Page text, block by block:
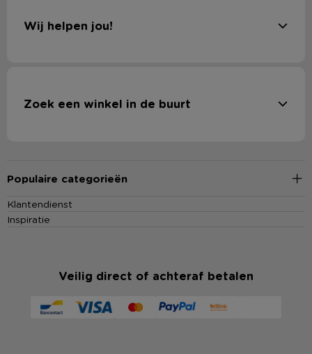
Wij helpen jou!
Zoek een winkel in de buurt
Populaire categorieën
Klantendienst
Inspiratie
Veilig direct of achteraf betalen